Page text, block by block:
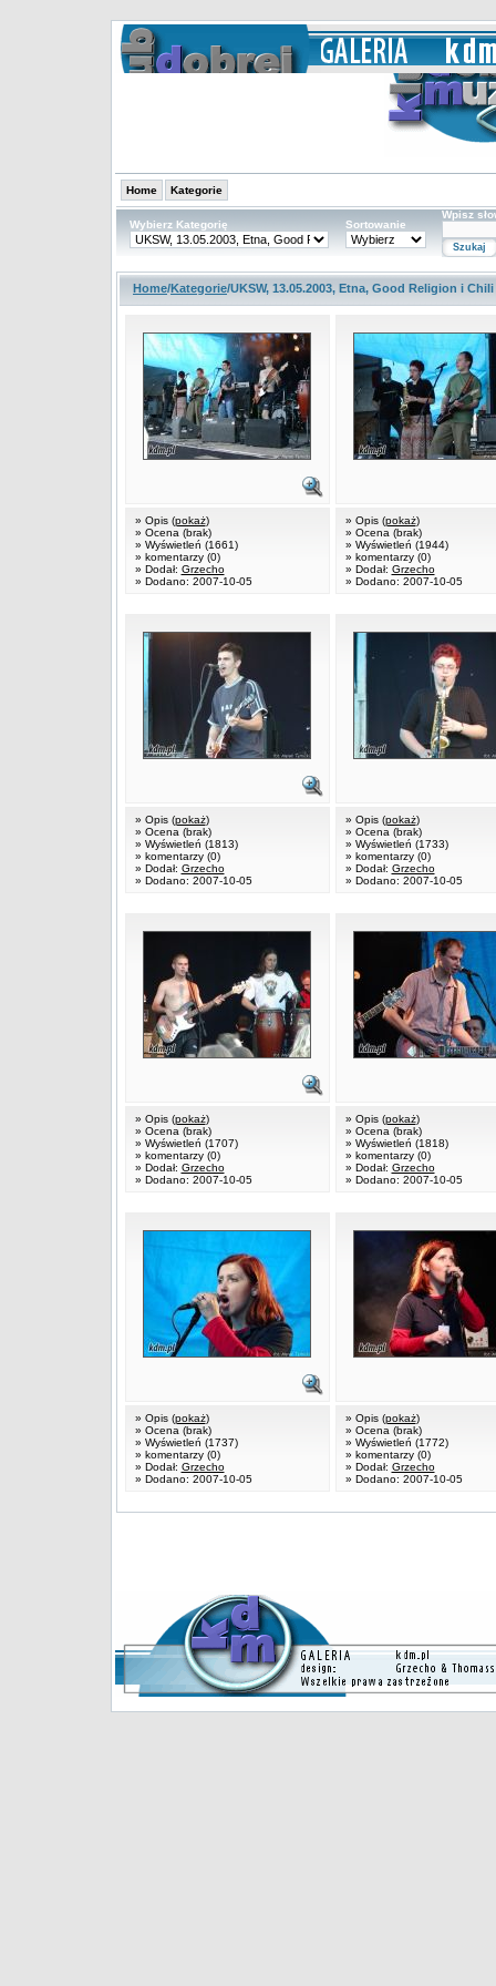
Home Kategorie
Wybierz Kategorię Sortowanie
Wpisz
Home/Kategorie/UKSW, 13.05.2003, Etna, Good Religion i Chili
» Opis (pokaż)
» Ocena (brak)
» Wyświetleń (1661)
» komentarzy (0)
» Dodał: Grzecho
» Dodano: 2007-10-05
» Opis (pokaż)
» Ocena (brak)
» Wyświetleń (1944)
» komentarzy (0)
» Dodał: Grzecho
» Dodano: 2007-10-05
» Opis (pokaż)
» Ocena (brak)
» Wyświetleń (1813)
» komentarzy (0)
» Dodał: Grzecho
» Dodano: 2007-10-05
» Opis (pokaż)
» Ocena (brak)
» Wyświetleń (1733)
» komentarzy (0)
» Dodał: Grzecho
» Dodano: 2007-10-05
» Opis (pokaż)
» Ocena (brak)
» Wyświetleń (1707)
» komentarzy (0)
» Dodał: Grzecho
» Dodano: 2007-10-05
» Opis (pokaż)
» Ocena (brak)
» Wyświetleń (1818)
» komentarzy (0)
» Dodał: Grzecho
» Dodano: 2007-10-05
» Opis (pokaż)
» Ocena (brak)
» Wyświetleń (1737)
» komentarzy (0)
» Dodał: Grzecho
» Dodano: 2007-10-05
» Opis (pokaż)
» Ocena (brak)
» Wyświetleń (1772)
» komentarzy (0)
» Dodał: Grzecho
» Dodano: 2007-10-05